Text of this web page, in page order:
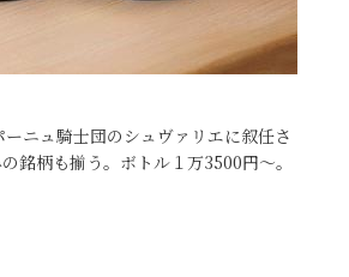
ーニュ騎士団のシュヴァリエに叙任さ
銘柄も揃う。ボトル１万3500円〜。